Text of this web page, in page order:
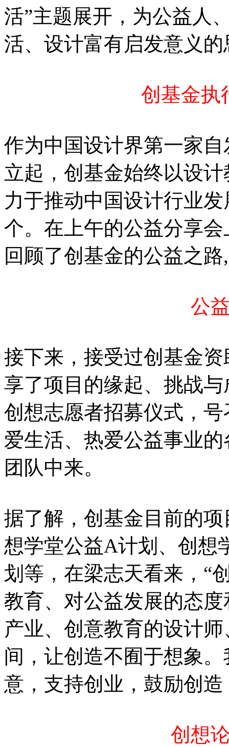
活”主题展开，为公益人
活、设计富有启发意义
创基金执
作为中国设计界第一家
立起，创基金始终以设
力于推动中国设计行业
个。在上午的公益分享
回顾了创基金的公益之
公
接下来，接受过创基金
享了项目的缘起、挑战
创想志愿者招募仪式，
爱生活、热爱公益事业
团队中来。
据了解，创基金目前的
想学堂公益A计划、创想
划等，在梁志天看来，“
教育、对公益发展的态
产业、创意教育的设计
间，让创造不囿于想象
意，支持创业，鼓励创
创想